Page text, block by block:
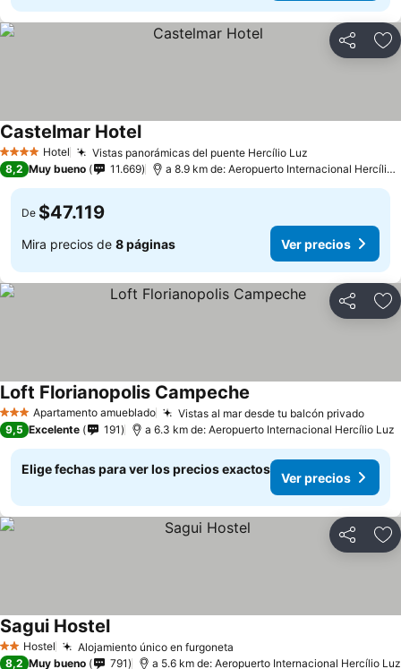
Compartir
4 EstrellasHotel Vistas panorámicas del puente Hercílio Luz
Castelmar HotelVer precios
8,2 Muy bueno 11.669 a 8.9 km de: Aeropuerto Internacional Hercílio
De $47.119
Mira precios de 8 páginas Ver precios
Compartir
3 EstrellasApartamento amueblado Vistas al mar desde tu balcón privadoVer
Loft Florianopolis Campeche
9,5 Excelente 191 a 6.3 km de: Aeropuerto Internacional Hercílio Luz
Elige fechas para ver los precios exactos
Ver precios
Compartir
2 Estrellas
Hostel Alojamiento único en furgoneta
Sagui HostelVer precios
8,2 Muy bueno 791 a 5.6 km de: Aeropuerto Internacional Hercílio Luz